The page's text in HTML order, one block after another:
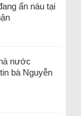
ẩn náu tại
nước
bà Nguyễn